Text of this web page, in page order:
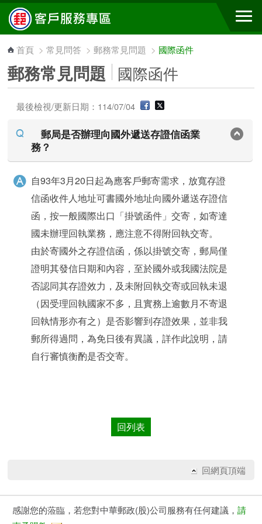
跳到主要內容區塊
首頁 >常見問答 >郵務常見問題 > 國際函件
郵務常見問題 國際函件
最後檢視/更新日期：114/07/04
郵局是否辦理向國外遞送存證信函業
務？
自93年3月20日起為應客戶郵寄需求，放寬存證
信函收件人地址可書國外地址向國外遞送存證信
函，按一般國際出口「掛號函件」交寄，如寄達
國未辦理回執業務，應注意不得附回執交寄。
由於寄國外之存證信函，係以掛號交寄，郵局僅
證明其發信日期和內容，至於國外或我國法院是
否認同其存證效力，及未附回執交寄或回執未退
（因受理回執國家不多，且實務上逾數月不寄退
回執情形亦有之）是否影響到存證效果，並非我
郵所得過問，為免日後有異議，詳作此說明，請
自行審慎衡酌是否交寄。
回列表
回網頁頂端
感謝您的蒞臨，若您對中華郵政(股)公司服務有任何建議， 請